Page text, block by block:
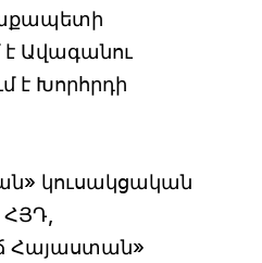
է Ավագանու
է Խորհրդի
կուսակցական
ՀՅԴ,
Հայաստան»